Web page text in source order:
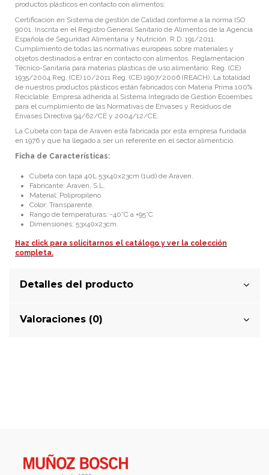
productos plásticos en contacto con alimentos:
Certificación en Sistema de gestión de Calidad conforme a la norma ISO
9001. Inscrita en el Registro General Sanitario de Alimentos de la Agencia
Española de Seguridad Alimentaria y Nutrición. R.D. 191/2011.
Cumplimiento de todas las normativas europeas sobre materiales y
objetos destinados a entrar en contacto con alimentos. Reglamentación
Técnico-Sanitaria para materias plásticas de uso alimentario: Reg. (CE)
1935/2004 Reg. (CE) 10/2011 Reg. (CE) 1907/2006 (REACH). La totalidad
de nuestros productos plásticos están fabricados con Materia Prima 100%
Reciclable. Empresa adherida al Sistema Integrado de Gestión Ecoembes
para el cumplimiento de las Normativas de Envases y Residuos de
Envases Directiva 94/62/CE y 2004/12/CE.
La Cubeta con tapa de Araven está fabricada por esta empresa fundada
en 1976 y que ha llegado a ser un referente en el sector alimenticio.
Ficha de Características:
Cubeta con tapa 40L 53x40x23cm (1ud) de Araven.
Fabricante: Araven, S.L.
Material: Polipropileno.
Color: Transparente.
Rango de temperaturas: -40°C a +95°C
Dimensiones: 53x40x23cm.
Haz click para solicitarnos el catálogo y ver la colección
completa.
Detalles del producto
Valoraciones (0)